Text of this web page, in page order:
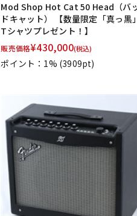
Mod Shop Hot Cat 50 Head（バ
ドキャット） 【数量限定「真っ黒」
Tシャツプレゼント！】
販売価格¥430,000(税込)
ポイント：1% (3909pt)